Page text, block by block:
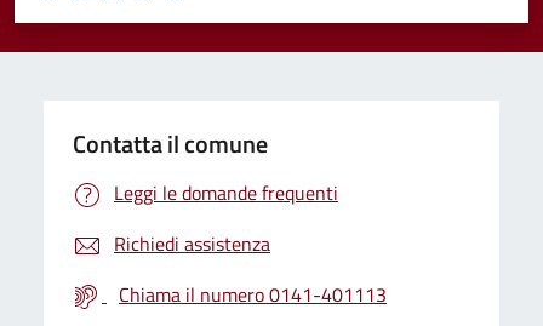
Valuta 5 stelle su 5
Valuta 4 stelle su 5
Valuta 3 stelle su 5
Valuta 2 stelle su 5
Valuta 1 stelle su 5
Contatta il comune
Leggi le domande frequenti
Richiedi assistenza
Chiama il numero 0141-401113